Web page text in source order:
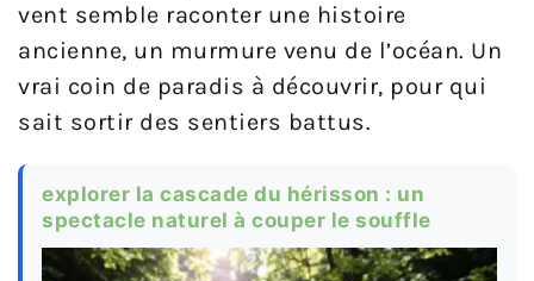
vent semble raconter une histoire
ancienne, un murmure venu de l’océan. Un
vrai coin de paradis à découvrir, pour qui
sait sortir des sentiers battus.
explorer la cascade du hérisson : un
spectacle naturel à couper le souffle